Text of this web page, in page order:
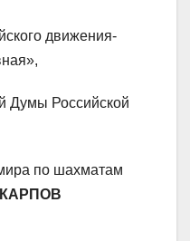
движения-
Думы Российской
по шахматам
КАРПОВ